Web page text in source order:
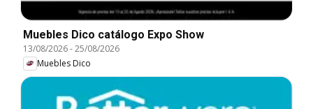
Muebles Dico catálogo Expo Show
13/08/2026-25/08/2026
Muebles Dico